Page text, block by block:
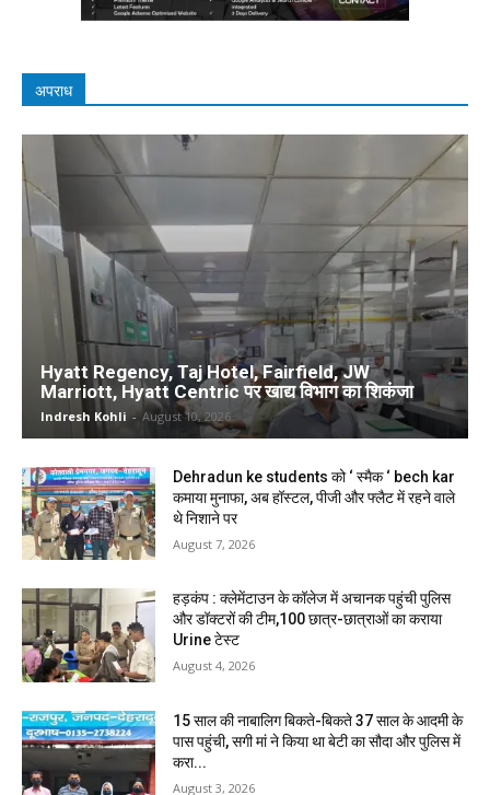
अपराध
Hyatt Regency, Taj Hotel, Fairfield, JW
Marriott, Hyatt Centric पर खाद्य विभाग का शिकंजा
Indresh Kohli - August 10, 2026
Dehradun ke students को ‘ स्मैक ‘ bech kar
कमाया मुनाफा, अब हॉस्टल, पीजी और फ्लैट में रहने वाले
थे निशाने पर
August 7, 2026
हड़कंप : क्लेमेंटाउन के कॉलेज में अचानक पहुंची पुलिस
और डॉक्टरों की टीम,100 छात्र-छात्राओं का कराया
Urine टेस्ट
August 4, 2026
15 साल की नाबालिग बिकते-बिकते 37 साल के आदमी के
पास पहुंची, सगी मां ने किया था बेटी का सौदा और पुलिस में
करा...
August 3, 2026